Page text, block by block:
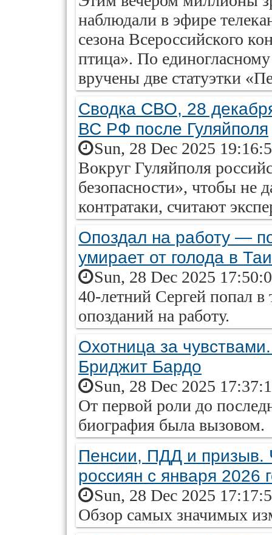
наблюдали в эфире
сезона Всероссийского
птица». По
вручены две статуэтки
Сводка СВО, 28
ВС РФ после Гуляйполя
Sun, 28 Dec 2025
Вокруг Гуляйполя
безопасности», чтобы не
контратаки, считают
Опоздал на работу —
умирает от голода в
Sun, 28 Dec 2025
40-летний Сергей попал
опозданий на работу.
Охотница за
Бриджит Бардо
Sun, 28 Dec 2025
От первой роли до
биография была вызовом.
Пенсии, ПДД и призыв.
россиян с января 2026
Sun, 28 Dec 2025
Обзор самых значимых